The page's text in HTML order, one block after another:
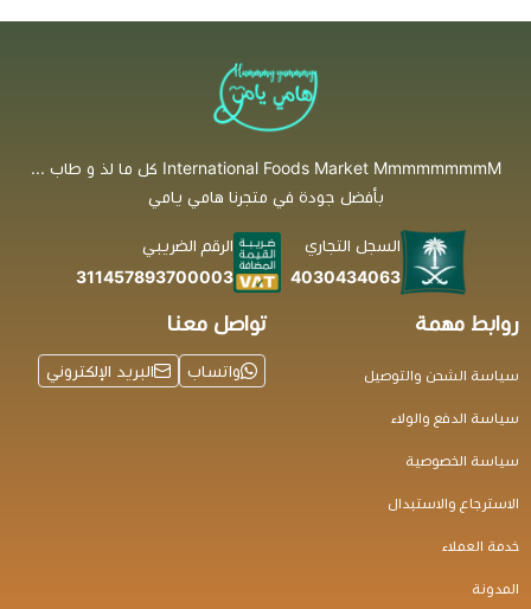
International Foods Market MmmmmmmmM كل ما لذ و طاب ...
بأفضل جودة في متجرنا هامي يامي
السجل التجاري
4030434063
الرقم الضريبي
311457893700003
روابط مهمة
سياسة الشحن والتوصيل
سياسة الدفع والولاء
سياسة الخصوصية
الاسترجاع والاستبدال
خدمة العملاء
المدونة
تواصل معنا
واتساب البريد الإلكتروني